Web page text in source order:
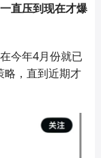
直压到现在才爆
今年4月份就已
略，直到近期才